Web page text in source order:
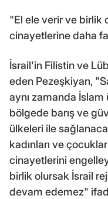
"El ele verir ve birlik
cinayetlerine daha
İsrail'in Filistin ve
eden Pezeşkiyan,
aynı zamanda
bölgede barış ve
ülkeleri ile
kadınları ve
cinayetlerini
birlik olursak İsrail
devam edemez"